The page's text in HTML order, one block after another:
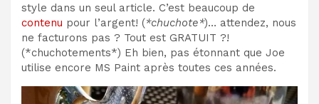
style dans un seul article. C’est beaucoup de
contenu pour l’argent! (*chuchote*)… attendez, nous
ne facturons pas ? Tout est GRATUIT ?!
(*chuchotements*) Eh bien, pas étonnant que Joe
utilise encore MS Paint après toutes ces années.